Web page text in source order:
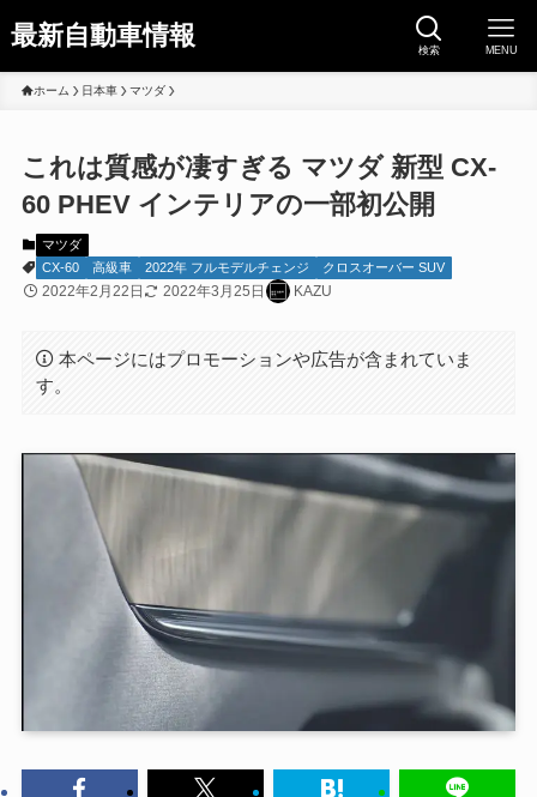
最新自動車情報 検索 MENU
ホーム 日本車 マツダ
これは質感が凄すぎる マツダ 新型 CX-
60 PHEV インテリアの一部初公開
マツダ
CX-60
高級車 2022年 フルモデルチェンジ クロスオーバー SUV
2022年2月22日 2022年3月25日 KAZU
本ページにはプロモーションや広告が含まれていま
す。